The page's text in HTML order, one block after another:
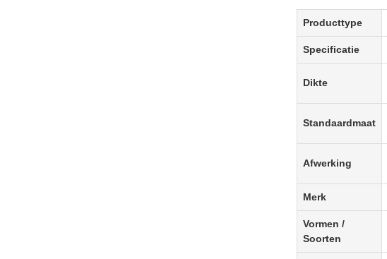
Producttype
Specificatie
Dikte
Standaardmaat
Afwerking
Merk
Vormen /
Soorten